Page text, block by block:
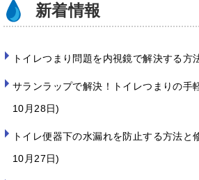
新着情報
トイレつまり問題を内視鏡で解決する方
サランラップで解決！トイレつまりの手
10月28日
トイレ便器下の水漏れを防止する方法
10月27日